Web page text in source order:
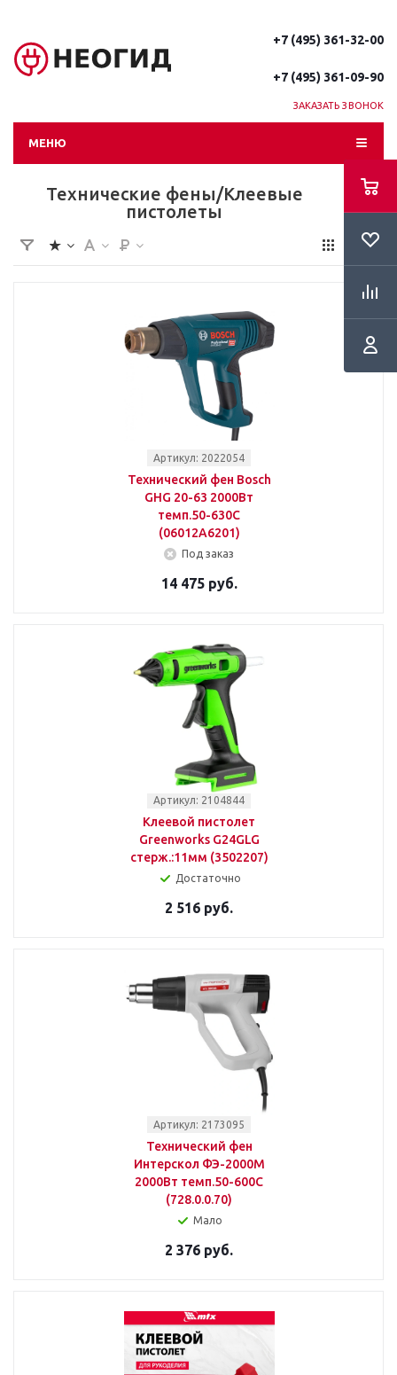
+7 (495) 361-32-00
+7 (495) 361-09-90
ЗАКАЗАТЬ ЗВОНОК
МЕНЮ
Технические фены/Клеевые
пистолеты
Артикул: 2022054
Технический фен Bosch
GHG 20-63 2000Вт
темп.50-630С
(06012A6201)
Под заказ
14 475 руб.
Артикул: 2104844
Клеевой пистолет
Greenworks G24GLG
стерж.:11мм (3502207)
Достаточно
2 516 руб.
Артикул: 2173095
Технический фен
Интерскол ФЭ-2000М
2000Вт темп.50-600С
(728.0.0.70)
Мало
2 376 руб.